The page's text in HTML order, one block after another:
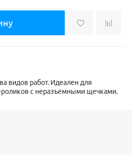
видов работ. Идеален для
роликов с неразъемными щечками.